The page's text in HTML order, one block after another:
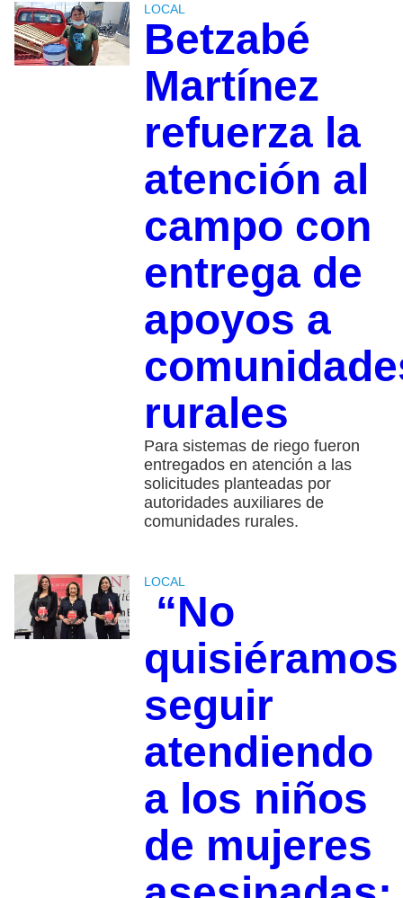
LOCAL
Betzabé
Martínez
refuerza la
atención al
campo con
entrega de
apoyos a
rurales
Para sistemas de riego fueron
entregados en atención a las
solicitudes planteadas por
autoridades auxiliares de
comunidades rurales.
LOCAL
“No
quisiéramos
seguir
atendiendo
a los niños
de mujeres